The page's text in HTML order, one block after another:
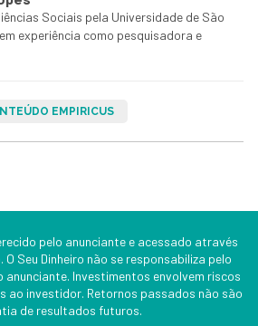
Sociais pela Universidade de São
experiência como pesquisadora e
EMPIRICUS
pelo anunciante e acessado através
O Seu Dinheiro não se responsabiliza pelo
anunciante. Investimentos envolvem riscos
ao investidor. Retornos passados não são
de resultados futuros.